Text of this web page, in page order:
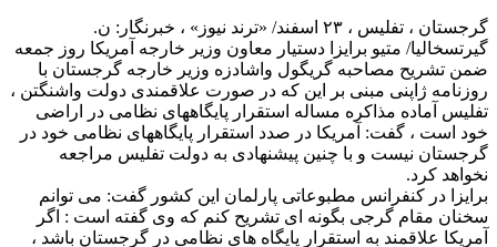
گرجستان ، تفلیس ، ۲۳ اسفند/ «ترند نیوز» ، خبرنگار: ن.
گیرتسخالیا/ متیو برایزا دستیار معاون وزیر خارجه آمریکا روز جمعه
ضمن تشریح مصاحبه گریگول واشادزه وزیر خارجه گرجستان با
روزنامه ژاپنی مبنی بر این که در صورت علاقمندی دولت واشنگتن ،
تفلیس آماده مذاکره مساله استقرار پایگاههای نظامی در اراضی
خود است ، گفت: آمریکا در صدد استقرار پایگاههای نظامی خود در
گرجستان نیست و با چنین پیشنهادی به دولت تفلیس مراجعه
نخواهد کرد.
برایزا در کنفرانس مطبوعاتی پارلمان این کشور گفت: می توانم
سخنان مقام گرجی بگونه ای تشریح کنم که وی گفته است : اگر
آمریکا علاقمند به استقرار پایگاه های نظامی در گرجستان باشد ،